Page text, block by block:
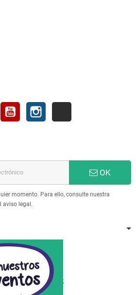
YouTube Instagram
OK
momento. Para ello, consulte nuestra
aviso legal.
;